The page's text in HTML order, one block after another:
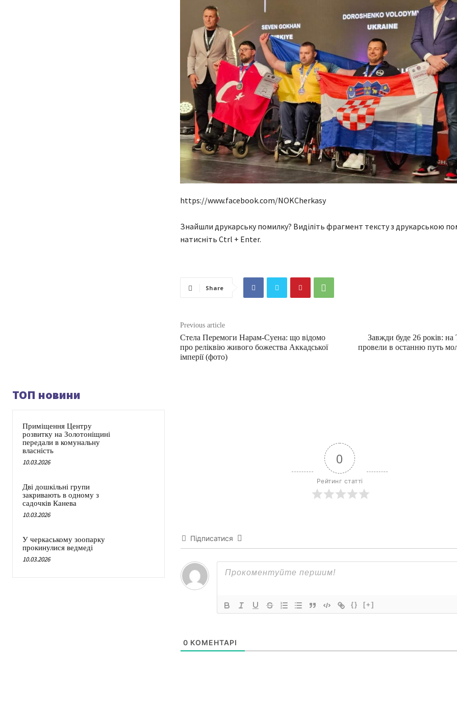
https://www.facebook.com/NOKCherkasy
Знайшли друкарську помилку? Виділіть фрагмент тексту з друкарською
натисніть Ctrl + Enter.
Share
Previous article
Стела Перемоги Нарам-Суена: що відомо
про реліквію живого божества Аккадської
імперії (фото)
Завжди буде 26 років: на
провели в останню путь
ТОП новини
Приміщення Центру
розвитку на Золотоніщині
передали в комунальну
власність
10.03.2026
Дві дошкільні групи
закривають в одному з
садочків Канева
10.03.2026
У черкаському зоопарку
прокинулися ведмеді
10.03.2026
0
Рейтинг статті
Підписатися
{} [+]
0 КОМЕНТАРІ